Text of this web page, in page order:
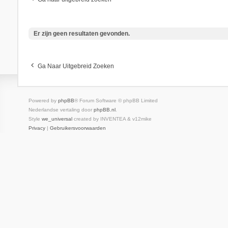
Er zijn geen resultaten gevonden.
Ga Naar Uitgebreid Zoeken
Powered by phpBB® Forum Software © phpBB Limited
Nederlandse vertaling door phpBB.nl.
Style we_universalcreated by INVENTEA & v12mike
Privacy| Gebruikersvoorwaarden